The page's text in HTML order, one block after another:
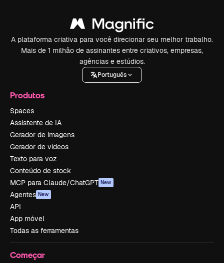
A plataforma criativa para você direcionar seu melhor trabalho.
Mais de 1 milhão de assinantes entre criativos, empresas,
agências e estúdios.
Português
Produtos
Spaces
Assistente de IA
Gerador de imagens
Gerador de vídeos
Texto para voz
Conteúdo de stock
MCP para Claude/ChatGPT New
Agentes New
API
App móvel
Todas as ferramentas
Começar